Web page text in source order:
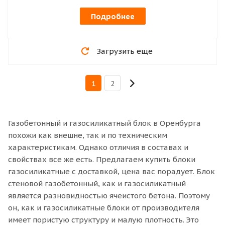
Подробнее
Загрузить еще
1 2
Газобетонный и газосиликатный блок в Оренбурга
похожи как внешне, так и по техническим
характеристикам. Однако отличия в составах и
свойствах все же есть. Предлагаем купить блоки
газосиликатные с доставкой, цена вас порадует. Блок
стеновой газобетонный, как и газосиликатный
является разновидностью ячеистого бетона. Поэтому
он, как и газосиликатные блоки от производителя
имеет пористую структуру и малую плотность. Это